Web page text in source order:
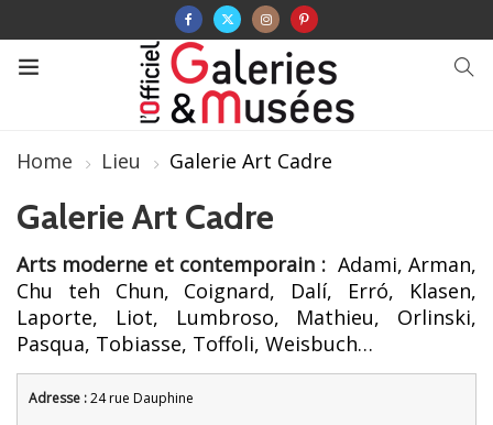
Home Lieu Galerie Art Cadre
Galerie Art Cadre
Arts moderne et contemporain :Adami, Arman,
Chu teh Chun, Coignard, Dalí, Erró, Klasen,
Laporte, Liot, Lumbroso, Mathieu, Orlinski,
Pasqua, Tobiasse, Toffoli, Weisbuch…
Adresse :24 rue Dauphine